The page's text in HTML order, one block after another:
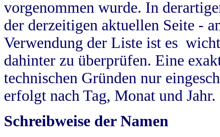
vorgenommen wurde. In
der derzeitigen aktuellen Seite -
Verwendung der Liste ist es
dahinter zu überprüfen. Eine
technischen Gründen nur
erfolgt nach Tag, Monat und Jahr.
Schreibweise der Namen